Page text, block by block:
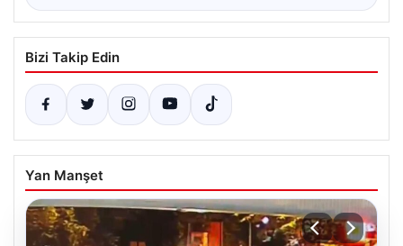
Bizi Takip Edin
Yan Manşet